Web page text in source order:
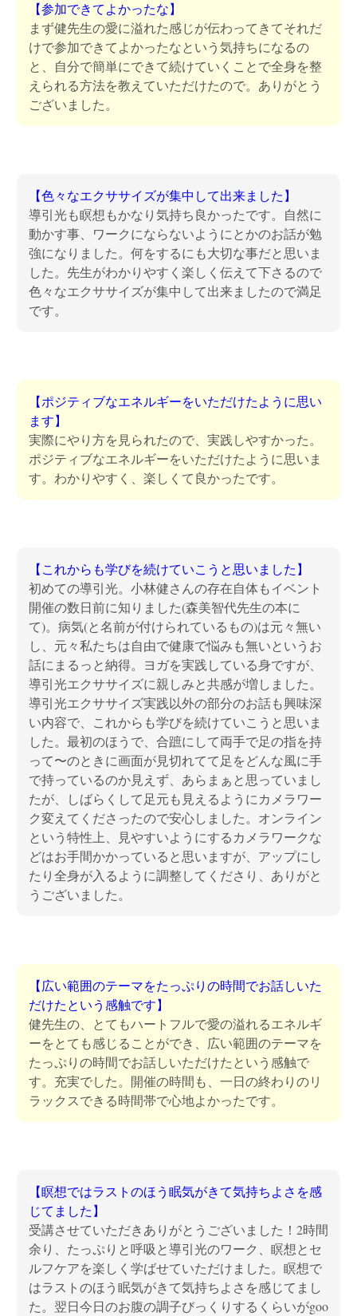
【参加できてよかったな】
まず健先生の愛に溢れた感じが伝わってきてそれだ
けで参加できてよかったなという気持ちになるの
と、自分で簡単にできて続けていくことで全身を整
えられる方法を教えていただけたので。ありがとう
ございました。
【色々なエクササイズが集中して出来ました】
導引光も瞑想もかなり気持ち良かったです。自然に
動かす事、ワークにならないようにとかのお話が勉
強になりました。何をするにも大切な事だと思いま
した。先生がわかりやすく楽しく伝えて下さるので
色々なエクササイズが集中して出来ましたので満足
です。
【ポジティブなエネルギーをいただけたように思い
ます】
実際にやり方を見られたので、実践しやすかった。
ポジティブなエネルギーをいただけたように思いま
す。わかりやすく、楽しくて良かったです。
【これからも学びを続けていこうと思いました】
初めての導引光。小林健さんの存在自体もイベント
開催の数日前に知りました(森美智代先生の本に
て)。病気(と名前が付けられているもの)は元々無い
し、元々私たちは自由で健康で悩みも無いというお
話にまるっと納得。ヨガを実践している身ですが、
導引光エクササイズに親しみと共感が増しました。
導引光エクササイズ実践以外の部分のお話も興味深
い内容で、これからも学びを続けていこうと思いま
した。最初のほうで、合蹠にして両手で足の指を持
って〜のときに画面が見切れてて足をどんな風に手
で持っているのか見えず、あらまぁと思っていまし
たが、しばらくして足元も見えるようにカメラワー
ク変えてくださったので安心しました。オンライン
という特性上、見やすいようにするカメラワークな
どはお手間かかっていると思いますが、アップにし
たり全身が入るように調整してくださり、ありがと
うございました。
【広い範囲のテーマをたっぷりの時間でお話しいた
だけたという感触です】
健先生の、とてもハートフルで愛の溢れるエネルギ
ーをとても感じることができ、広い範囲のテーマを
たっぷりの時間でお話しいただけたという感触で
す。充実でした。開催の時間も、一日の終わりのリ
ラックスできる時間帯で心地よかったです。
【瞑想ではラストのほう眠気がきて気持ちよさを感
じてました】
受講させていただきありがとうございました！2時間
余り、たっぷりと呼吸と導引光のワーク、瞑想とセ
ルフケアを楽しく学ばせていただけました。瞑想で
はラストのほう眠気がきて気持ちよさを感じてまし
た。翌日今日のお腹の調子びっくりするくらいがgoo